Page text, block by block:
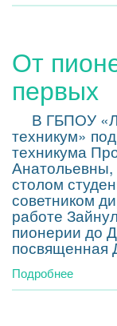
С
защиты
детей!
От
первых
В ГБПОУ
техникум»
техникума
Анатольевны,
столом
советником
работе
пионерии до
посвященная
Подробнее
От